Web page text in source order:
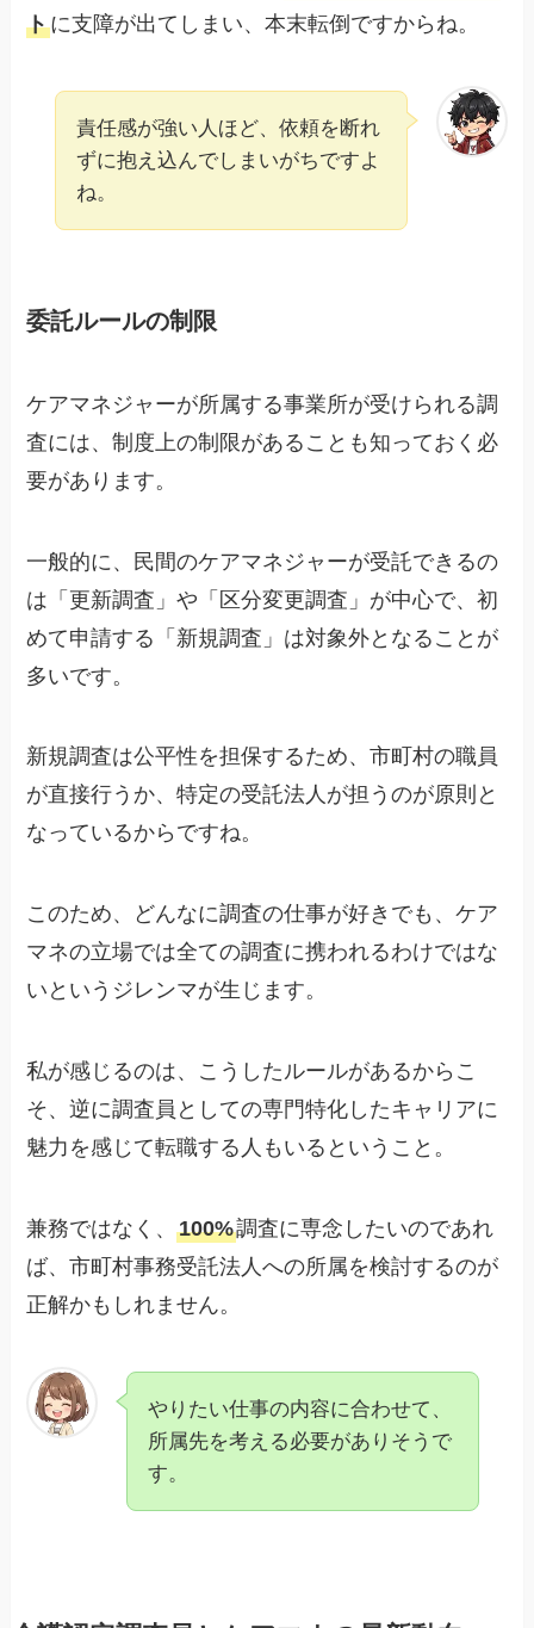
トに支障が出てしまい、本末転倒ですからね。
責任感が強い人ほど、依頼を断れ
ずに抱え込んでしまいがちですよ
ね。
委託ルールの制限
ケアマネジャーが所属する事業所が受けられる調
査には、制度上の制限があることも知っておく必
要があります。
一般的に、民間のケアマネジャーが受託できるの
は「更新調査」や「区分変更調査」が中心で、初
めて申請する「新規調査」は対象外となることが
多いです。
新規調査は公平性を担保するため、市町村の職員
が直接行うか、特定の受託法人が担うのが原則と
なっているからですね。
このため、どんなに調査の仕事が好きでも、ケア
マネの立場では全ての調査に携われるわけではな
いというジレンマが生じます。
私が感じるのは、こうしたルールがあるからこ
そ、逆に調査員としての専門特化したキャリアに
魅力を感じて転職する人もいるということ。
兼務ではなく、100%調査に専念したいのであれ
ば、市町村事務受託法人への所属を検討するのが
正解かもしれません。
やりたい仕事の内容に合わせて、
所属先を考える必要がありそうで
す。